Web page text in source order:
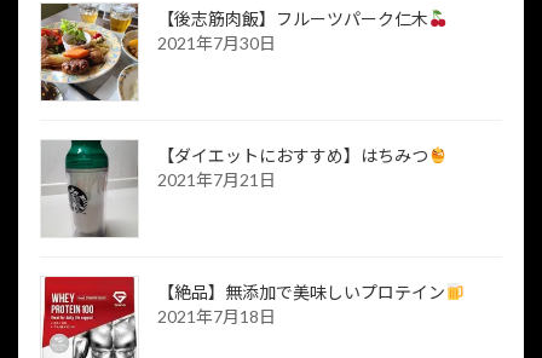
【後志筋肉飯】フルーツパーク仁木
2021年7月30日
【ダイエットにおすすめ】はちみつ
2021年7月21日
【絶品】無添加で美味しいプロテイン
2021年7月18日